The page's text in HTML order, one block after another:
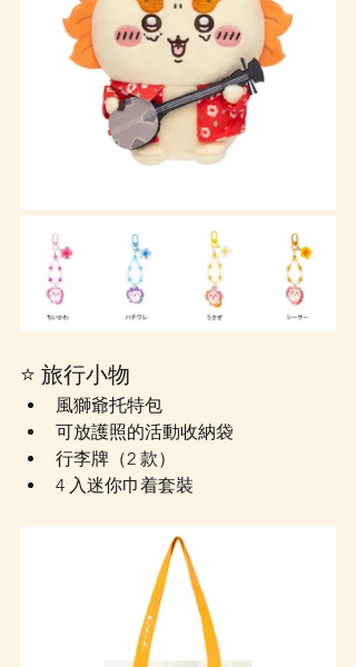
⭐ 旅行小物
風獅爺托特包
可放護照的活動收納袋
行李牌（2 款）
4 入迷你巾着套裝